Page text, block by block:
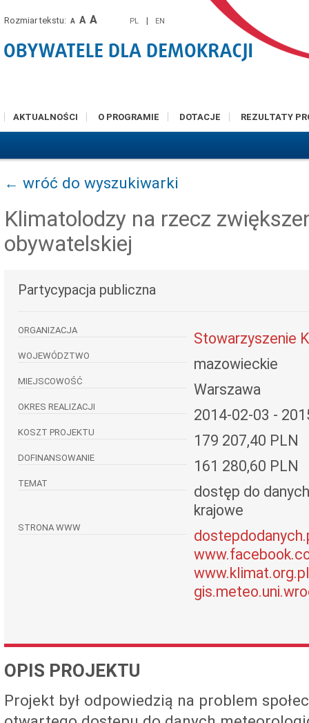
Rozmiar tekstu: A A A PL | EN
AKTUALNOŚCI O PROGRAMIE DOTACJE REZULTATY
← wróć do wyszukiwarki
Klimatolodzy na rzecz
obywatelskiej
Partycypacja publiczna
ORGANIZACJA Stowarzyszenie
WOJEWÓDZTWO mazowieckie
MIEJSCOWOŚĆ Warszawa
OKRES REALIZACJI 2014-02-03 -
KOSZT PROJEKTU 179 207,40 PLN
DOFINANSOWANIE 161 280,60 PLN
TEMAT
dostęp do
krajowe
STRONA WWW
www.klimat.org.pl
OPIS PROJEKTU
Projekt był odpowiedzią na problem